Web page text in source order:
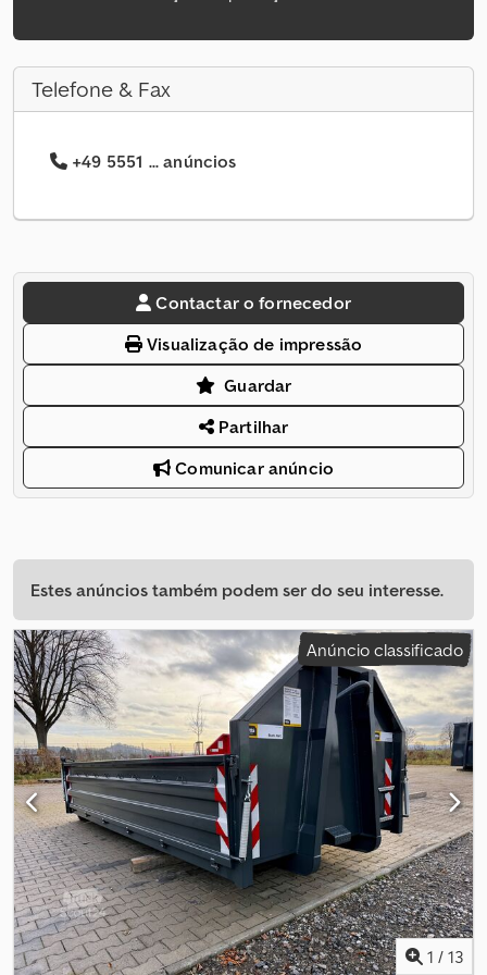
Telefone & Fax
+49 5551 ... anúncios
Contactar o fornecedor
Visualização de impressão
Guardar
Partilhar
Comunicar anúncio
Estes anúncios também podem ser do seu interesse.
Anúncio classificado
1 / 13